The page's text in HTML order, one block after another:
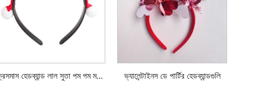
ক্রিসমাস হেডব্যান্ড লাল সুতা পম পম মহিলাদের হেডড্রেস ভ্যালেন্টাইনস ডে পার্টির হেডব্যান্ডগুলি